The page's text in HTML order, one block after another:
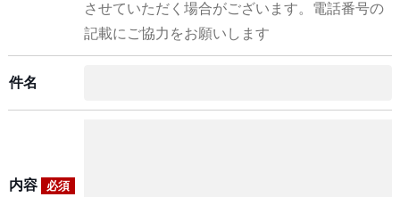
させていただく場合がございます。電話番号の
記載にご協力をお願いします
件名
内容 必須